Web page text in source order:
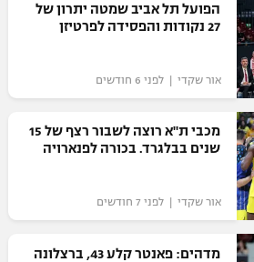
הפועל תל אביב שמטה יתרון של
27 נקודות והפסידה לפרטיזן
אור שקדי | לפני 6 חודשים
מכבי ת"א רוצה לשבור רצף של 15
שנים בבלגרד. בכורה לפנארויה
אור שקדי | לפני 7 חודשים
מדהים: פאנטר קלע 43, ברצלונה